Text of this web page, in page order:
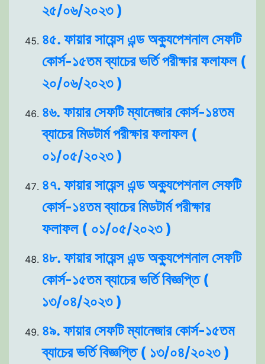
২৫/০৬/২০২৩ )
৪৫. ফায়ার সায়েন্স এন্ড অক্যুপেশনাল সেফটি
কোর্স-১৫তম ব্যাচের ভর্তি পরীক্ষার ফলাফল (
২০/০৬/২০২৩ )
৪৬. ফায়ার সেফটি ম্যানেজার কোর্স-১৪তম
ব্যাচের মিডটার্ম পরীক্ষার ফলাফল (
০১/০৫/২০২৩ )
৪৭. ফায়ার সায়েন্স এন্ড অক্যুপেশনাল সেফটি
কোর্স-১৪তম ব্যাচের মিডটার্ম পরীক্ষার
ফলাফল ( ০১/০৫/২০২৩ )
৪৮. ফায়ার সায়েন্স এন্ড অক্যুপেশনাল সেফটি
কোর্স-১৫তম ব্যাচের ভর্তি বিজ্ঞপ্তি (
১৩/০৪/২০২৩ )
৪৯. ফায়ার সেফটি ম্যানেজার কোর্স-১৫তম
ব্যাচের ভর্তি বিজ্ঞপ্তি ( ১৩/০৪/২০২৩ )